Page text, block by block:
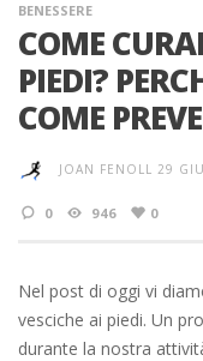
BENESSERE
COME
PIEDI?
COME
JOAN FENOLL 29
0 946 0
Nel post di oggi vi
vesciche ai piedi. Un
durante la nostra